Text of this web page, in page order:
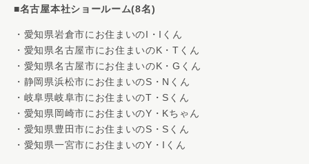
■名古屋本社ショールーム(8名)
・愛知県岩倉市にお住まいのI・Iくん
・愛知県名古屋市にお住まいのK・Tくん
・愛知県名古屋市にお住まいのK・Gくん
・静岡県浜松市にお住まいのS・Nくん
・岐阜県岐阜市にお住まいのT・Sくん
・愛知県岡崎市にお住まいのY・Kちゃん
・愛知県豊田市にお住まいのS・Sくん
・愛知県一宮市にお住まいのY・Iくん